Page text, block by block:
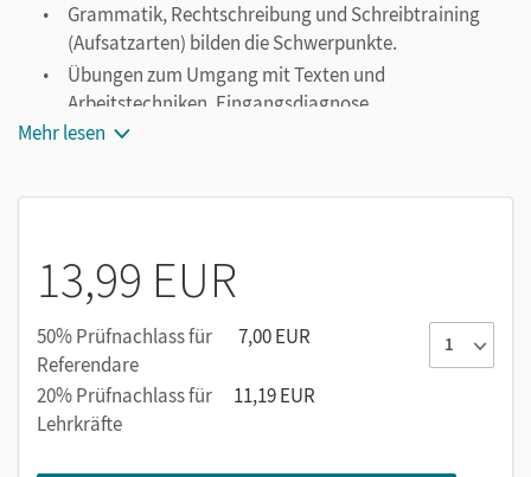
Grammatik, Rechtschreibung und Schreibtraining
(Aufsatzarten) bilden die Schwerpunkte.
Übungen zum Umgang mit Texten und
Arbeitstechniken, Eingangsdiagnose,
Differenzierungsangebote, Lernstandstests ergänzen
Mit Lösungsbeileger.
Mehr lesen
13,99 EUR
50% Prüfnachlass für
Referendare
7,00 EUR
20% Prüfnachlass für
Lehrkräfte
11,19 EUR